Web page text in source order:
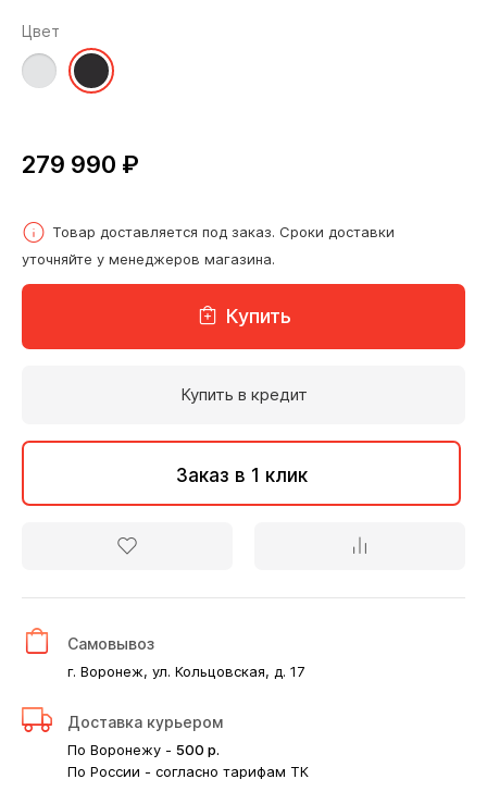
Цвет
279 990 ₽
Товар доставляется под заказ. Сроки доставки
уточняйте у менеджеров магазина.
Купить
Купить в кредит
Заказ в 1 клик
Самовывоз
г. Воронеж, ул. Кольцовская, д. 17
Доставка курьером
По Воронежу - 500 р.
По России - согласно тарифам ТК